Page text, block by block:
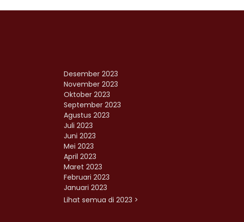
Desember 2023
November 2023
Oktober 2023
September 2023
Agustus 2023
Juli 2023
Juni 2023
Mei 2023
April 2023
Maret 2023
Februari 2023
Januari 2023
Lihat semua di 2023 >